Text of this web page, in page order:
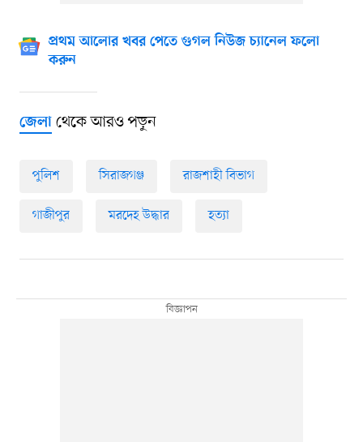
প্রথম আলোর খবর পেতে গুগল নিউজ চ্যানেল ফলো
করুন
জেলাথেকে আরও পড়ুন
পুলিশ সিরাজগঞ্জ রাজশাহী বিভাগ
গাজীপুর মরদেহ উদ্ধার হত্যা